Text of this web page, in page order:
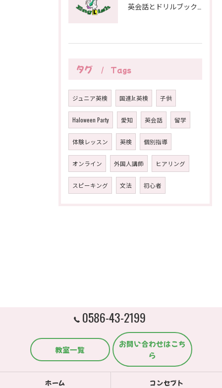
タグ Tags
ジュニア英検 国連Jr.英検 子供
Haloween Party 愛知 英会話 留学
体験レッスン 英検 個別指導
オンライン 外国人講師 ヒアリング
スピーキング 文法 初心者
0586-43-2199
教室一覧
お問い合わせはこち
ら
ホーム コンセプト